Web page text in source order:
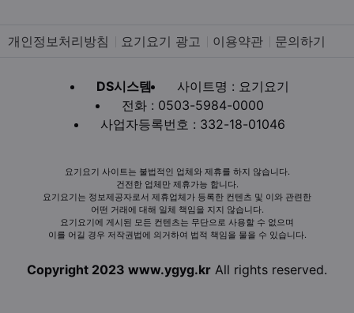
개인정보처리방침 요기요기 광고 이용약관 문의하기
DS시스템
사이트명 : 요기요기
전화 : 0503-5984-0000
사업자등록번호 : 332-18-01046
요기요기 사이트는 불법적인 업체와 제휴를 하지 않습니다.
건전한 업체만 제휴가능 합니다.
요기요기는 정보제공자로서 제휴업체가 등록한 컨텐츠 및 이와 관련한
어떤 거래에 대해 일체 책임을 지지 않습니다.
요기요기에 게시된 모든 컨텐츠는 무단으로 사용할 수 없으며
이를 어길 경우 저작권법에 의거하여 법적 책임을 물을 수 있습니다.
Copyright 2023 www.ygyg.kr All rights reserved.